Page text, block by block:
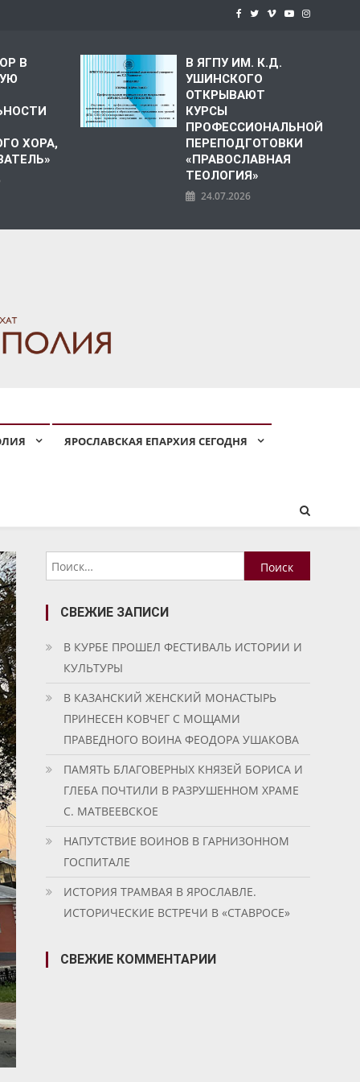
В
ХОРА,
В ЯГПУ ИМ. К.Д.
УШИНСКОГО
ОТКРЫВАЮТ
КУРСЫ
ПРОФЕССИОНАЛЬНОЙ
ПЕРЕПОДГОТОВКИ
«ПРАВОСЛАВНАЯ
ТЕОЛОГИЯ»
24.07.2026
ЯРОСЛАВСКАЯ ЕПАРХИЯ СЕГОДНЯ
Найти:
СВЕЖИЕ ЗАПИСИ
В КУРБЕ ПРОШЕЛ ФЕСТИВАЛЬ ИСТОРИИ И
КУЛЬТУРЫ
В КАЗАНСКИЙ ЖЕНСКИЙ МОНАСТЫРЬ
ПРИНЕСЕН КОВЧЕГ С МОЩАМИ
ПРАВЕДНОГО ВОИНА ФЕОДОРА УШАКОВА
ПАМЯТЬ БЛАГОВЕРНЫХ КНЯЗЕЙ БОРИСА И
ГЛЕБА ПОЧТИЛИ В РАЗРУШЕННОМ ХРАМЕ
С. МАТВЕЕВСКОЕ
НАПУТСТВИЕ ВОИНОВ В ГАРНИЗОННОМ
ГОСПИТАЛЕ
ИСТОРИЯ ТРАМВАЯ В ЯРОСЛАВЛЕ.
ИСТОРИЧЕСКИЕ ВСТРЕЧИ В «СТАВРОСЕ»
СВЕЖИЕ КОММЕНТАРИИ